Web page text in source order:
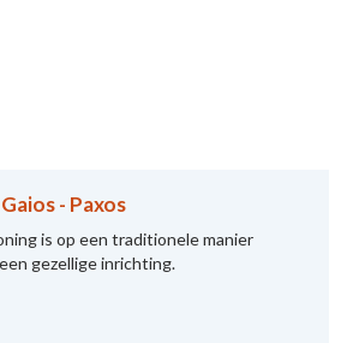
Gaios - Paxos
is op een traditionele manier
gezellige inrichting.